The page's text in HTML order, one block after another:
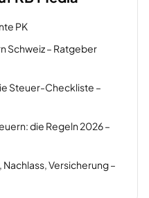
PK
Schweiz – Ratgeber
Steuer-Checkliste –
die Regeln 2026 –
Nachlass, Versicherung –